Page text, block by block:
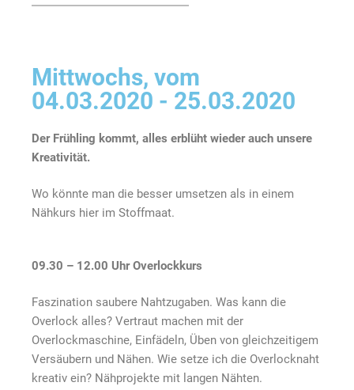
Mittwochs, vom
04.03.2020 - 25.03.2020
Der Frühling kommt, alles erblüht wieder auch unsere
Kreativität.
Wo könnte man die besser umsetzen als in einem
Nähkurs hier im Stoffmaat.
09.30 – 12.00 Uhr Overlockkurs
Faszination saubere Nahtzugaben. Was kann die
Overlock alles? Vertraut machen mit der
Overlockmaschine, Einfädeln, Üben von gleichzeitigem
Versäubern und Nähen. Wie setze ich die Overlocknaht
kreativ ein? Nähprojekte mit langen Nähten.